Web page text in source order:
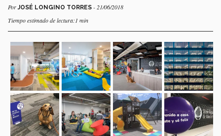
PorJOSÉ LONGINO TORRES - 21/06/2018
Tiempo estimado de lectura:1 min